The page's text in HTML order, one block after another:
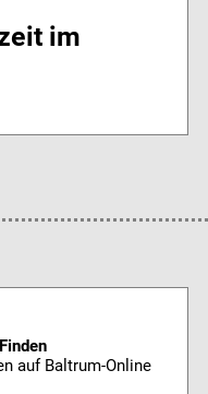
im
auf Baltrum-Online